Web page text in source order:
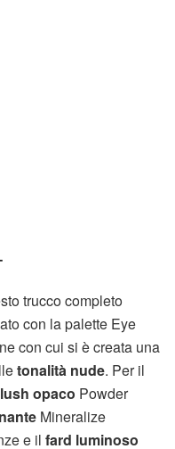
trucco completo
con la palette Eye
con cui si è creata una
tonalità nude. Per il
opaco Powder
Mineralize
e il fard luminoso